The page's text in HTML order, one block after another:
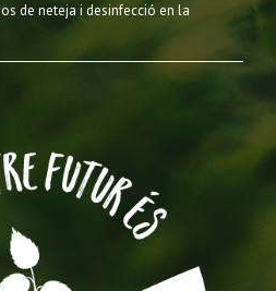
de neteja i desinfecció en la